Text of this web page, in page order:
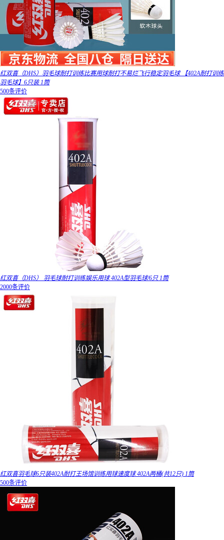
红双喜（DHS）羽毛球耐打训练比赛用球耐打不易烂飞行稳定羽毛球 【402A耐打训练
羽毛球】6只装 1筒
500条评价
红双喜（DHS） 羽毛球耐打训练娱乐用球 402A型羽毛球/6只 1筒
2000条评价
红双喜羽毛球6只装402A耐打王场馆训练用球速度球 402A两桶(共12只) 1筒
500条评价